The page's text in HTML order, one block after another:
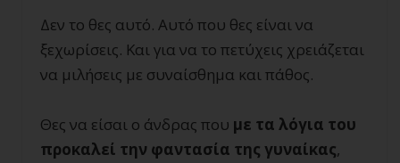
Δεν το θες αυτό. Αυτό που θες είναι να
ξεχωρίσεις. Και για να το πετύχεις χρειάζεται
να μιλήσεις με συναίσθημα και πάθος.
Θες να είσαι ο άνδρας που με τα λόγια του
προκαλεί την φαντασία της γυναίκας,